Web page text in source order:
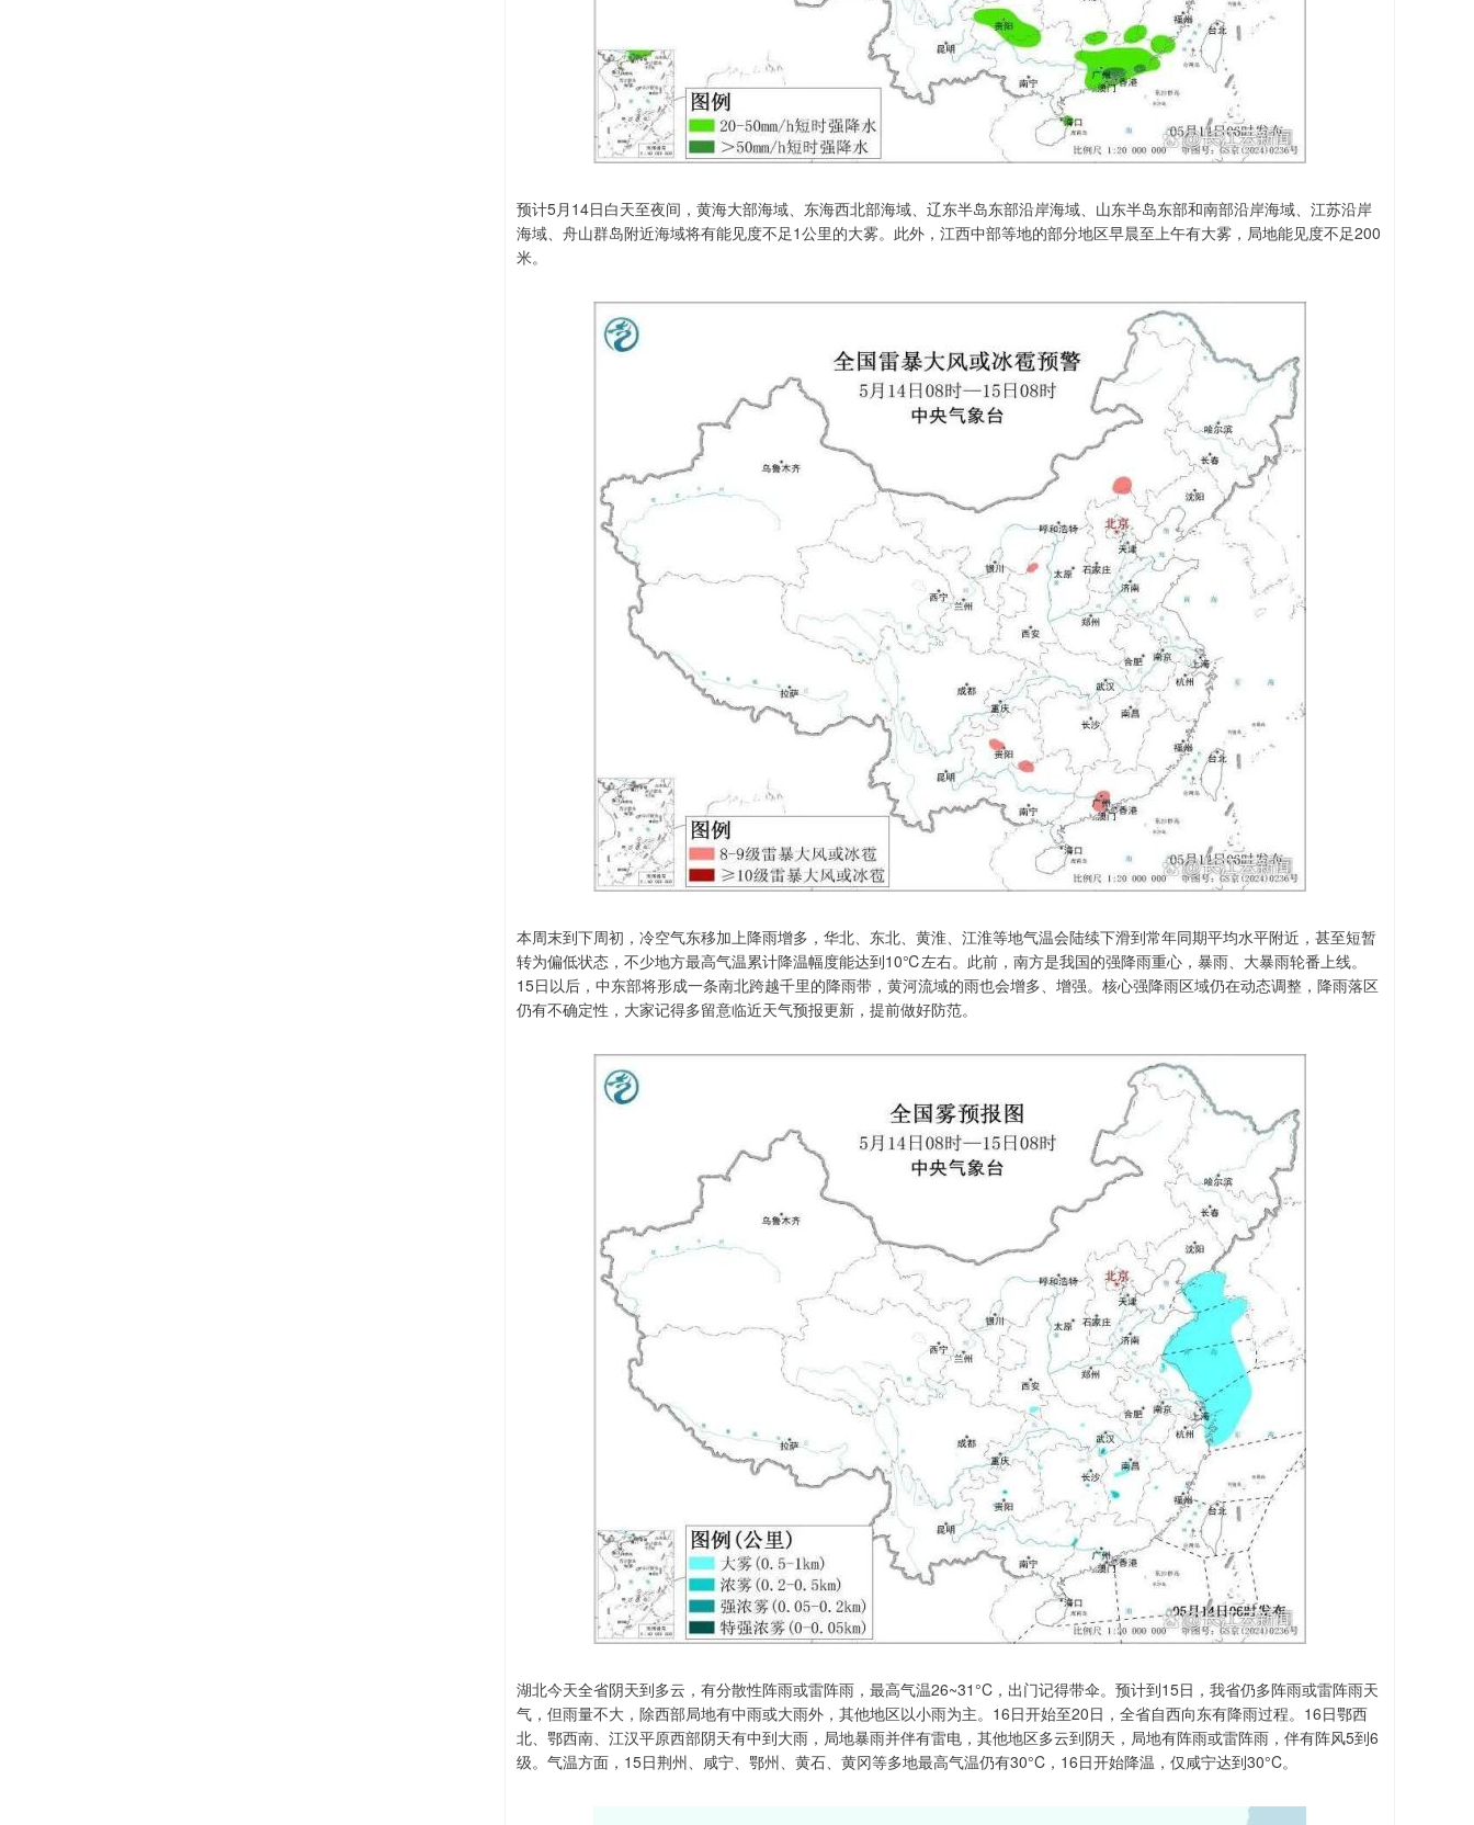
预计5月14日白天至夜间，黄海大部海域、东海西北部海域、辽东半岛东部沿岸海域、山东半岛东部和南部沿岸海域、江苏沿岸
海域、舟山群岛附近海域将有能见度不足1公里的大雾。此外，江西中部等地的部分地区早晨至上午有大雾，局地能见度不足200
米。
本周末到下周初，冷空气东移加上降雨增多，华北、东北、黄淮、江淮等地气温会陆续下滑到常年同期平均水平附近，甚至短暂
转为偏低状态，不少地方最高气温累计降温幅度能达到10℃左右。此前，南方是我国的强降雨重心，暴雨、大暴雨轮番上线。
15日以后，中东部将形成一条南北跨越千里的降雨带，黄河流域的雨也会增多、增强。核心强降雨区域仍在动态调整，降雨落区
仍有不确定性，大家记得多留意临近天气预报更新，提前做好防范。
湖北今天全省阴天到多云，有分散性阵雨或雷阵雨，最高气温26~31°C，出门记得带伞。预计到15日，我省仍多阵雨或雷阵雨天
气，但雨量不大，除西部局地有中雨或大雨外，其他地区以小雨为主。16日开始至20日，全省自西向东有降雨过程。16日鄂西
北、鄂西南、江汉平原西部阴天有中到大雨，局地暴雨并伴有雷电，其他地区多云到阴天，局地有阵雨或雷阵雨，伴有阵风5到6
级。气温方面，15日荆州、咸宁、鄂州、黄石、黄冈等多地最高气温仍有30°C，16日开始降温，仅咸宁达到30°C。